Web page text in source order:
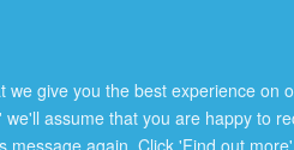
we give you the best experience on
assume that you are happy to
message again. Click 'Find out